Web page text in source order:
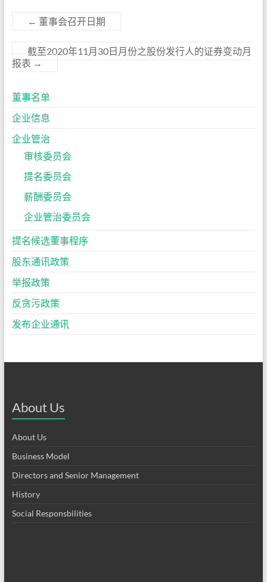
← 董事会召开日期
截至2020年11月30日月份之股份发行人的证券变动月
报表 →
董事名单
企业信息
企业管治
审核委员会
提名委员会
薪酬委员会
企业管治委员会
提名候选董事程序
股东通讯政策
举报政策
反贪污政策
发布企业通讯
About Us
About Us
Business Model
Directors and Senior Management
History
Social Responsbilities